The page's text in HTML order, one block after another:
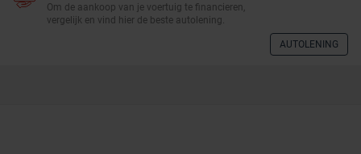
Om de aankoop van je voertuig te financieren,
vergelijk en vind hier de beste autolening.
AUTOLENING